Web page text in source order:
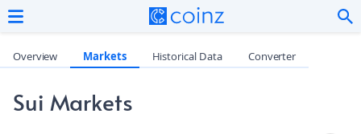
Overview Markets Historical Data Converter
Sui Markets